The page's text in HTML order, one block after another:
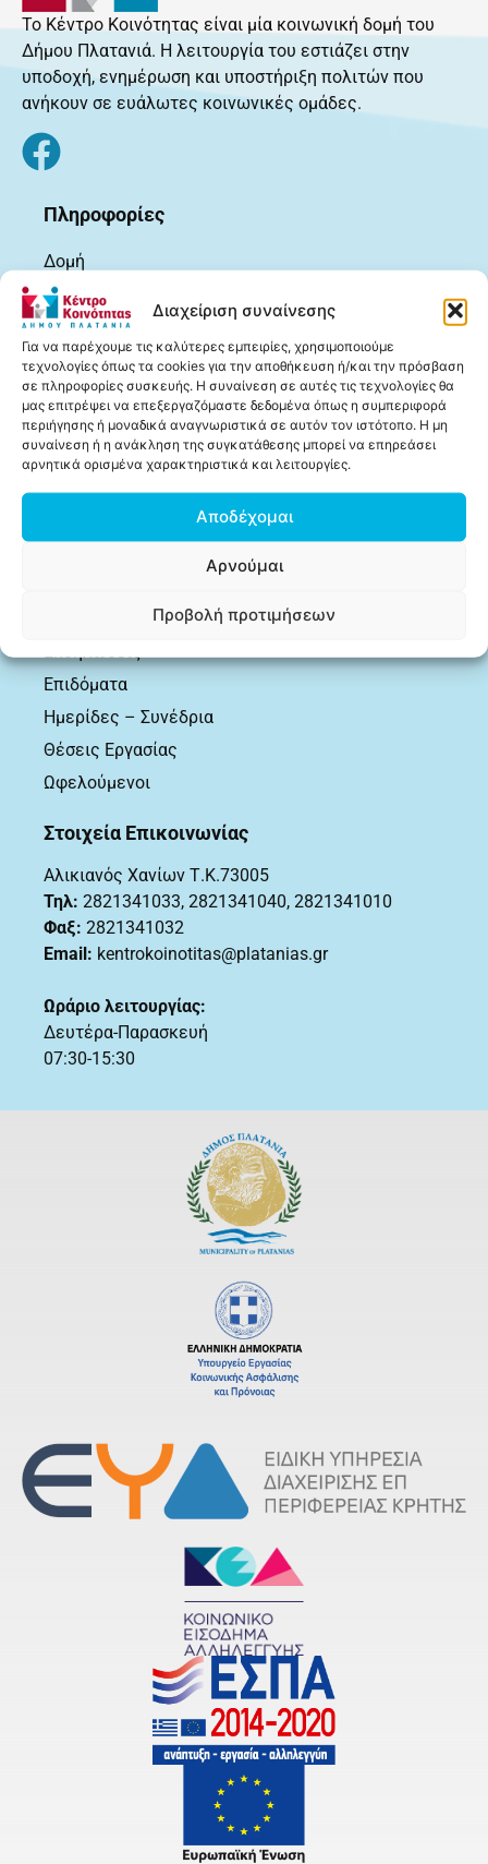
Διαχείριση συναίνεσης
Για να παρέχουμε τις καλύτερες εμπειρίες, χρησιμοποιούμε
τεχνολογίες όπως τα cookies για την αποθήκευση ή/και την πρόσβαση
σε πληροφορίες συσκευής. Η συναίνεση σε αυτές τις τεχνολογίες θα
μας επιτρέψει να επεξεργαζόμαστε δεδομένα όπως η συμπεριφορά
περιήγησης ή μοναδικά αναγνωριστικά σε αυτόν τον ιστότοπο. Η μη
συναίνεση ή η ανάκληση της συγκατάθεσης μπορεί να επηρεάσει
αρνητικά ορισμένα χαρακτηριστικά και λειτουργίες.
Αποδέχομαι
Αρνούμαι
Προβολή προτιμήσεων
Το Κέντρο Κοινότητας είναι μία κοινωνική δομή του
Δήμου Πλατανιά. Η λειτουργία του εστιάζει στην
υποδοχή, ενημέρωση και υποστήριξη πολιτών που
ανήκουν σε ευάλωτες κοινωνικές ομάδες.
Πληροφορίες
Δομή
Δημοσιεύσεις
Πληροφόρηση
Ωφελούμενοι
Χρήσιμα
Επικοινωνία
Δημοσιεύσεις
Εκδηλώσεις
Επιδόματα
Ημερίδες – Συνέδρια
Θέσεις Εργασίας
Ωφελούμενοι
Στοιχεία Επικοινωνίας
Αλικιανός Χανίων Τ.Κ.73005
Τηλ: 2821341033, 2821341040, 2821341010
Φαξ: 2821341032
Email: kentrokoinotitas@platanias.gr
Ωράριο λειτουργίας:
Δευτέρα-Παρασκευή
07:30-15:30